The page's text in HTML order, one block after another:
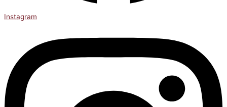
Instagram